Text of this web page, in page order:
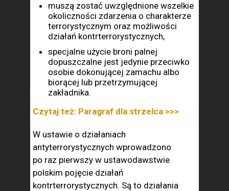
muszą zostać uwzględnione wszelkie
okoliczności zdarzenia o charakterze
terrorystycznym oraz możliwości
działań kontrterrorystycznych,
specjalne użycie broni palnej
dopuszczalne jest jedynie przeciwko
osobie dokonującej zamachu albo
biorącej lub przetrzymującej
zakładnika.
Czytaj też: Paragraf dla strzelca >>>
W ustawie o działaniach
antyterrorystycznych wprowadzono
po raz pierwszy w ustawodawstwie
polskim pojęcie działań
kontrterrorystycznych. Są to działania